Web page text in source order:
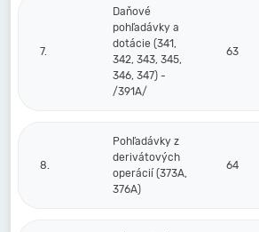
7.
Daňové
pohľadávky a
dotácie (341,
342, 343, 345,
346, 347) -
/391A/
63
8.
Pohľadávky z
derivátových
operácií (373A,
376A)
64